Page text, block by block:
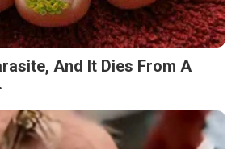
And It Dies From A